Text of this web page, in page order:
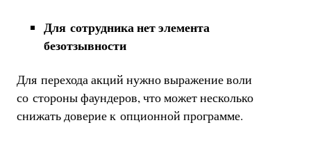
Для сотрудника нет элемента
безотзывности
Для перехода акций нужно выражение воли
со стороны фаундеров, что может несколько
снижать доверие к опционной программе.